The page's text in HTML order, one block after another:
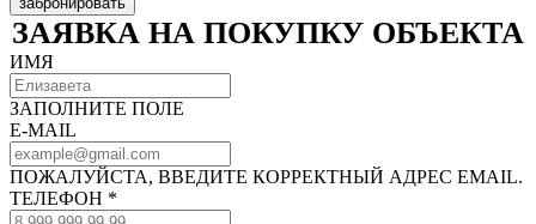
ЗАЯВКА НА ПОКУПКУ ОБЪЕКТА
ИМЯ
ЗАПОЛНИТЕ ПОЛЕ
E-MAIL
ПОЖАЛУЙСТА, ВВЕДИТЕ КОРРЕКТНЫЙ АДРЕС EMAIL.
ТЕЛЕФОН *